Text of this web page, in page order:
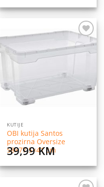
Dodaj
KUTIJE
OBI kutija Santos
prozirna Oversize
58×77,5×41 cm
39,99KM